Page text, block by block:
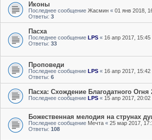
Иконы
Последнее сообщение Жасмин « 01 янв 2018,
Ответы: 3
Пасха
Последнее сообщение LPS « 16 апр 2017, 15:45
Ответы: 33
Проповеди
Последнее сообщение LPS « 16 апр 2017, 15:42
Ответы: 6
Пасха: Схождение Благодатного Огня
Последнее сообщение LPS « 15 апр 2017, 20:02
Божественная мелодия на струнах
Последнее сообщение Мечта « 25 мар 2017,
Ответы: 108